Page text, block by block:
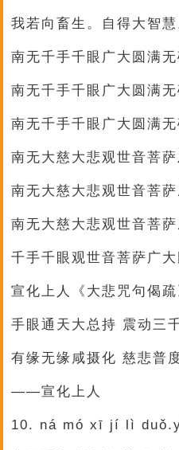
我若向畜生。自得大智慧
南无千手千眼广大圆满无
南无千手千眼广大圆满
南无千手千眼广大圆满
南无大慈大悲观世音菩萨
南无大慈大悲观世音菩
南无大慈大悲观世音菩
千手千眼观世音菩萨广
宣化上人《大悲咒句偈疏
手眼通天大总持 震动三
有缘无缘咸摄化 慈悲普
——宣化上人
10. ná mó xī jí lì